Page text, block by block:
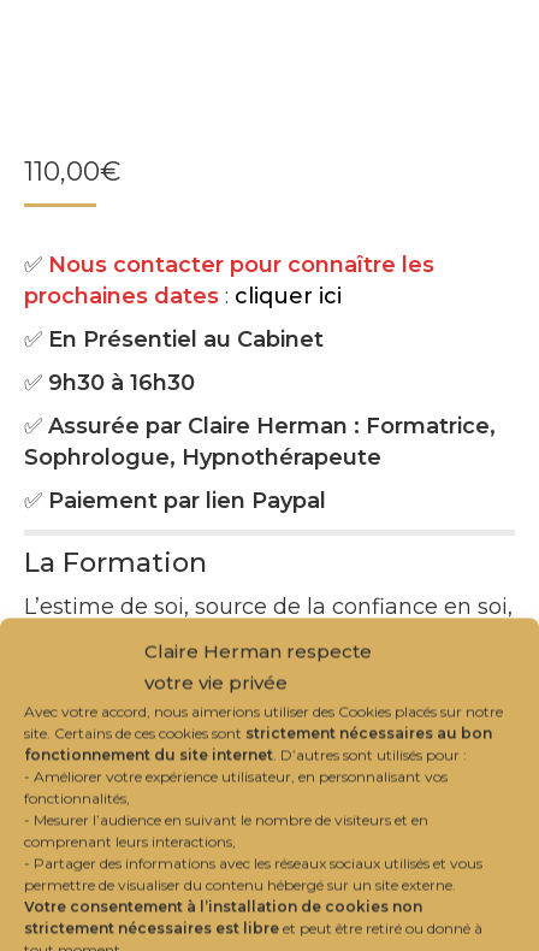
Claire Herman respecte
votre vie privée
Avec votre accord, nous aimerions utiliser des Cookies placés sur notre
site. Certains de ces cookies sont strictement nécessaires au bon
fonctionnement du site internet. D’autres sont utilisés pour :
- Améliorer votre expérience utilisateur, en personnalisant vos
fonctionnalités,
- Mesurer l’audience en suivant le nombre de visiteurs et en
comprenant leurs interactions,
- Partager des informations avec les réseaux sociaux utilisés et vous
permettre de visualiser du contenu hébergé sur un site externe.
Votre consentement à l’installation de cookies non
strictement nécessaires est libre et peut être retiré ou donné à
110,00€
✅ Nous contacter pour connaître les
prochaines dates : cliquer ici
✅ En Présentiel au Cabinet
✅ 9h30 à 16h30
✅ Assurée par Claire Herman : Formatrice,
Sophrologue, Hypnothérapeute
✅ Paiement par lien Paypal
La Formation
L’estime de soi, source de la confiance en soi,
est un processus qui se nourrit, se cultive
tout au long de la vie. Cette formation donne
les moyens de gagner en assurance au
quotidien, gage d’efficacité et de réussite
professionnelles.
De nombreuses études montrent, en effet,
comment l’estime de soi est au cœur de la
performance des personnes, des équipes et
des entreprises.
Une meilleure estime de soi procure plus de